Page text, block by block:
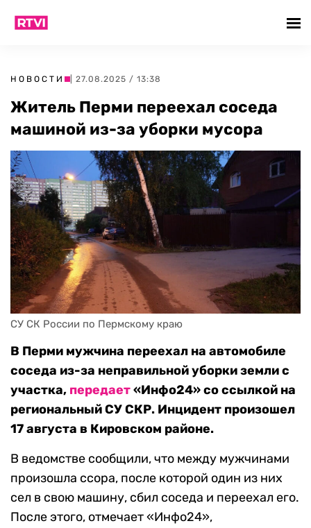
НОВОСТИ | 27.08.2025 / 13:38
Житель Перми переехал соседа
машиной из-за уборки мусора
СУ СК России по Пермскому краю
В Перми мужчина переехал на автомобиле
соседа из-за неправильной уборки земли с
участка, передает«Инфо24» со ссылкой на
региональный СУ СКР. Инцидент произошел
17 августа в Кировском районе.
В ведомстве сообщили, что между мужчинами
произошла ссора, после которой один из них
сел в свою машину, сбил соседа и переехал его.
После этого, отмечает «Инфо24»,